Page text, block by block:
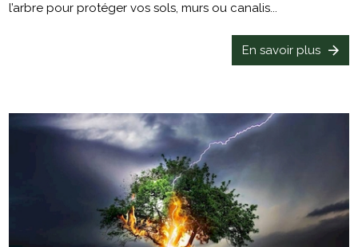
l’arbre pour protéger vos sols, murs ou canalis...
En savoir plus